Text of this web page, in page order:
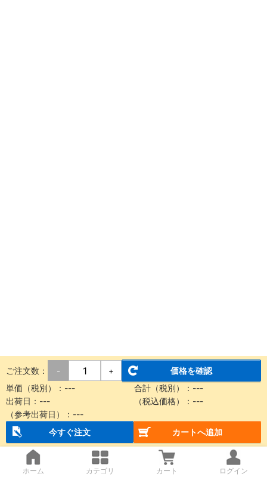
ご注文数： - +
価格を確認
単価（税別）： --- 合計（税別）： ---
出荷日： --- （税込価格）： ---
（参考出荷日）： ---
今すぐ注文
カートへ追加
ホーム カテゴリ カート ログイン